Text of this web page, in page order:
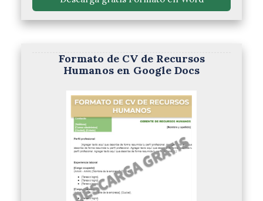
Formato de CV de Recursos
Humanos en Google Docs